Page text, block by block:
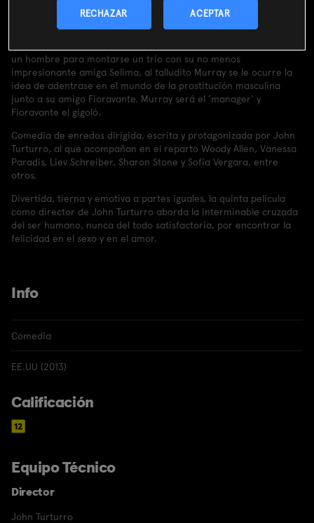
un hombre para montarse un trío con su no menos
impresionante amiga Selima, al talludito Murray se le ocurre la
idea de adentrase en el mundo de la prostitución masculina
junto a su amigo Fioravante. Murray será el 'manager' y
Fioravante el gigoló.
Comedia de enredos dirigida, escrita y protagonizada por John
Turturro, al que acompañan en el reparto Woody Allen, Vanessa
Paradis, Liev Schreiber, Sharon Stone y Sofía Vergara, entre
otros.
Divertida, tierna y emotiva a partes iguales, la quinta película
como director de John Turturro aborda la interminable cruzada
del ser humano, nunca del todo satisfactoria, por encontrar la
felicidad en el sexo y en el amor.
Info
Comedia
EE.UU (2013)
Calificación
Equipo Técnico
Director
John Turturro
RECHAZAR ACEPTAR